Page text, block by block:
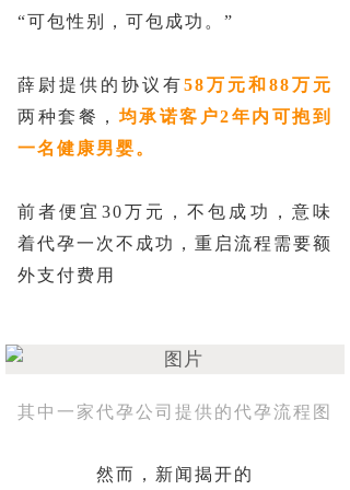
“可包性别，可包成功。”
薛尉提供的协议有58万元和88万元
两种套餐， 均承诺客户2年内可抱到
一名健康男婴。
前者便宜30万元，不包成功，意味
着代孕一次不成功，重启流程需要额
外支付费用
其中一家代孕公司提供的代孕流程图
然而，新闻揭开的